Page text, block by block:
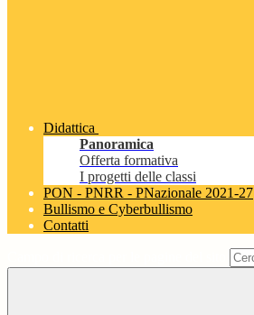
Didattica
Panoramica
Offerta formativa
I progetti delle classi
PON - PNRR - PNazionale 2021-27
Bullismo e Cyberbullismo
Contatti